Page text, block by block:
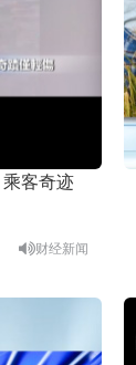
财经新闻